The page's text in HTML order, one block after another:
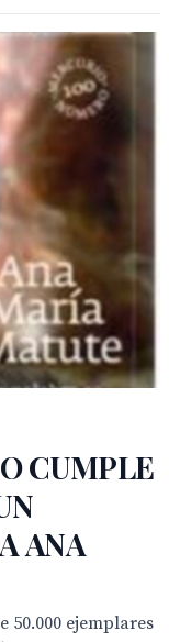
CUMPLE
ANA
50.000 ejemplares